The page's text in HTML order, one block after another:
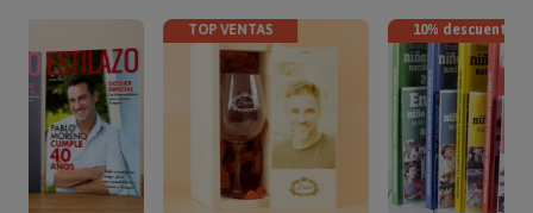
TOP VENTAS 10% descuento